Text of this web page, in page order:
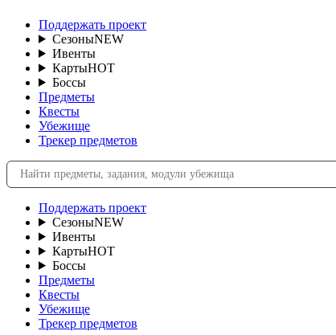
Поддержать проект
СезоныNEW
Ивенты
КартыHOT
Боссы
Предметы
Квесты
Убежище
Трекер предметов
Поддержать проект
СезоныNEW
Ивенты
КартыHOT
Боссы
Предметы
Квесты
Убежище
Трекер предметов